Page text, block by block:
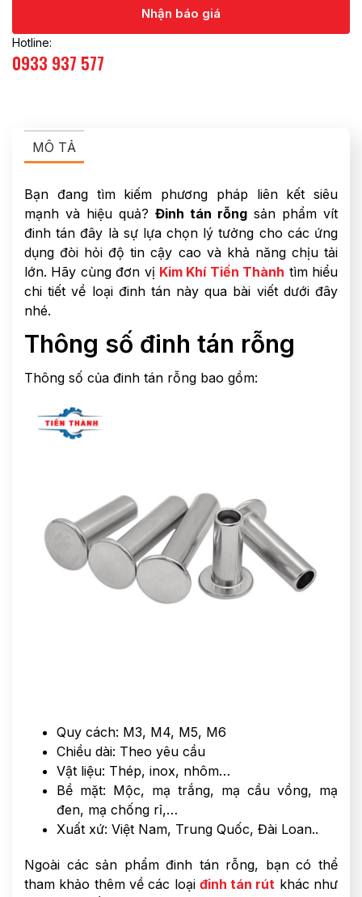
Nhận báo giá
Hotline:
0933 937 577
MÔ TẢ
Bạn đang tìm kiếm phương pháp liên kết siêu
mạnh và hiệu quả? Đinh tán rỗng sản phẩm vít
đinh tán đây là sự lựa chọn lý tưởng cho các ứng
dụng đòi hỏi độ tin cậy cao và khả năng chịu tải
lớn. Hãy cùng đơn vị Kim Khí Tiến Thành tìm hiểu
chi tiết về loại đinh tán này qua bài viết dưới đây
nhé.
Thông số đinh tán rỗng
Thông số của đinh tán rỗng bao gồm:
Quy cách: M3, M4, M5, M6
Chiều dài: Theo yêu cầu
Vật liệu: Thép, inox, nhôm…
Bề mặt: Mộc, mạ trắng, mạ cầu vồng, mạ
đen, mạ chống rỉ,…
Xuất xứ: Việt Nam, Trung Quốc, Đài Loan..
Ngoài các sản phẩm đinh tán rỗng, bạn có thể
tham khảo thêm về các loại đinh tán rút khác như